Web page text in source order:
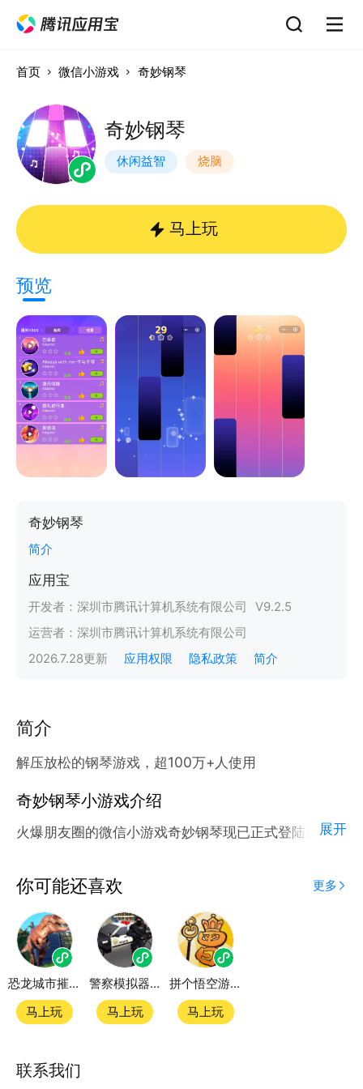
首页 微信小游戏 奇妙钢琴
奇妙钢琴
休闲益智 烧脑
马上玩
预览
奇妙钢琴
简介
应用宝
开发者： 深圳市腾讯计算机系统有限公司 V9.2.5
运营者： 深圳市腾讯计算机系统有限公司
2026.7.28更新 应用权限 隐私政策 简介
简介
解压放松的钢琴游戏，超100万+人使用
奇妙钢琴小游戏介绍
火爆朋友圈的微信小游戏奇妙钢琴现已正式登陆腾讯应
应用宝为腾讯官方游戏平台，收录海量正版授权的高热
度精品小游戏。直接搜索或者在小游戏 tab 发现热门
奇妙钢琴小游戏双平台畅玩
官方授权，在电脑上和手机上双端都能直接畅玩微信小
游戏
第一步：点击下载应用宝客户端，第二步：一键登录，
展开
你可能还喜欢 更多
恐龙城市摧毁模拟器
马上玩
警察模拟器小游戏
马上玩
拼个悟空游戏
马上玩
联系我们